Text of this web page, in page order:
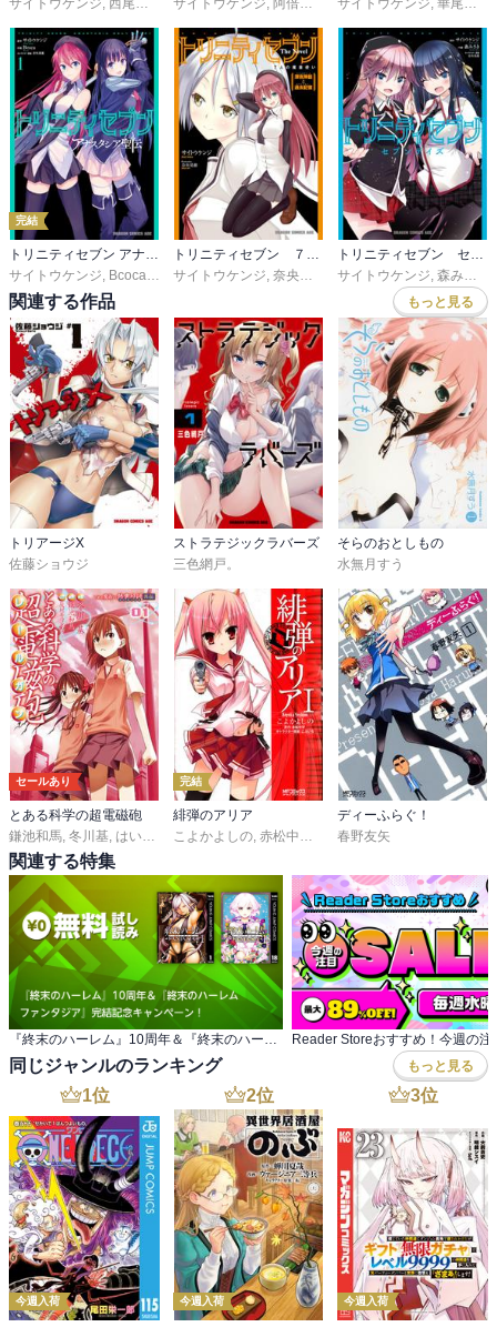
サイトウケンジ, 西尾洋一 奈央晃徳
サイトウケンジ, 阿倍野ちゃこ ,奈央晃徳
サイトウケンジ, 華尾ス太郎
完結
サイトウケンジ Bcoca 奈央晃徳
サイトウケンジ 奈央晃徳
サイトウケンジ 森みさき
関連する作品 もっと見る
トリアージX
佐藤ショウジ
ストラテジックラバーズ
三色網戸。
そらのおとしもの
水無月すう
セールあり
とある科学の超電磁砲
鎌池和馬 冬川基 はいむらきよたか
完結
緋弾のアリア
こよかよしの 赤松中学 こぶいち
ディーふらぐ！
春野友矢
関連する特集
同じジャンルのランキング もっと見る
1位
今週入荷
2位
今週入荷
3位
今週入荷